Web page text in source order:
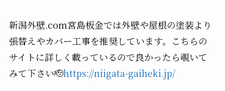
新潟外壁.com宮島板金では外壁や屋根の塗装より
張替えやカバー工事を推奨しています。こちらの
サイトに詳しく載っているので良かったら覗いて
みて下さい🫡https://niigata-gaiheki.jp/